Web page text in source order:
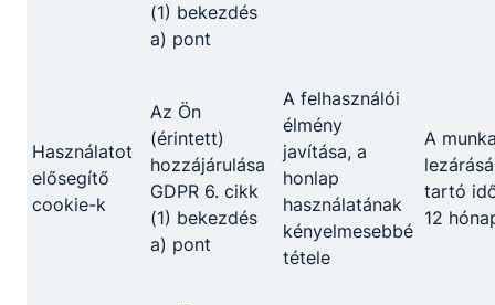
(1) bekezdés
a) pont
Használatot
elősegítő
cookie-k
Az Ön
(érintett)
hozzájárulása
GDPR 6. cikk
(1) bekezdés
a) pont
A felhasználói
élmény
javítása, a
honlap
használatának
kényelmesebbé
tétele
A
tartó
12